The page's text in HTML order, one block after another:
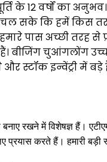
के 12 वर्षों का अनुभव।
सके कि हमें किस
पास अच्छी तरह से
बीजिंग चुआंगलोंग
स्टॉक इन्वेंट्री में बड़े
रखने में विशेषज्ञ हैं।
प्रयास करते हैं। हमारी